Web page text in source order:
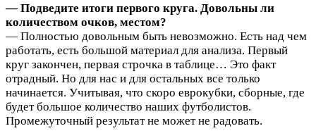
— Подведите итоги первого круга. Довольны ли
количеством очков, местом?
— Полностью довольным быть невозможно. Есть над чем
работать, есть большой материал для анализа. Первый
круг закончен, первая строчка в таблице… Это факт
отрадный. Но для нас и для остальных все только
начинается. Учитывая, что скоро еврокубки, сборные, где
будет большое количество наших футболистов.
Промежуточный результат не может не радовать.